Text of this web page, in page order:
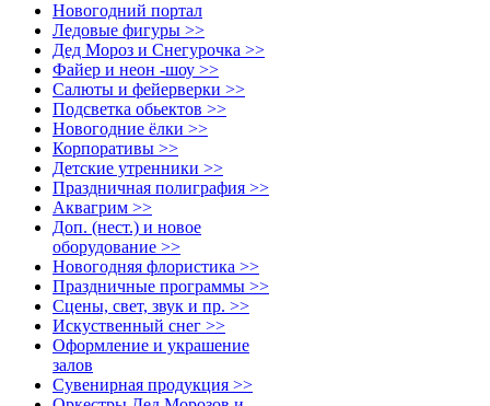
Новогодний портал
Ледовые фигуры >>
Дед Мороз и Снегурочка >>
Файер и неон -шоу >>
Салюты и фейерверки >>
Подсветка обьектов >>
Новогодние ёлки >>
Корпоративы >>
Детские утренники >>
Праздничная полиграфия >>
Аквагрим >>
Доп. (нест.) и новое
оборудование >>
Новогодняя флористика >>
Праздничные программы >>
Сцены, свет, звук и пр. >>
Искуственный снег >>
Оформление и украшение
залов
Сувенирная продукция >>